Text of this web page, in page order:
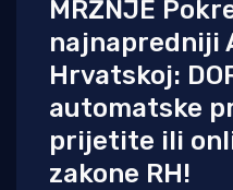
MRŽNJE
najnapredniji
Hrvatskoj:
automatske
prijetite ili
zakone RH!